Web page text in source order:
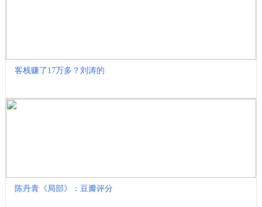
客栈赚了17万多？刘涛的
陈丹青《局部》：豆瓣评分